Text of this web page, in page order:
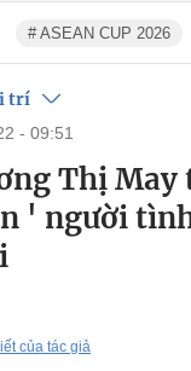
# ASEAN CUP 2026
trí
- 09:51
Thị May
' người
của tác giả